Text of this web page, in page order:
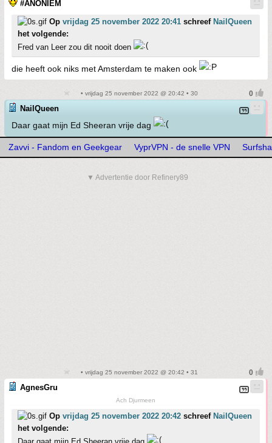
#ANONIEM
Op vrijdag 25 november 2022 20:41 schreef NailQueen
het volgende:
Fred van Leer zou dit nooit doen
die heeft ook niks met Amsterdam te maken ook
• vrijdag 25 november 2022 @ 20:42 • 30
NailQueen
Daar gaat mijn Ed Sheeran vrije dag
Zavvi - Fandom en Geekgear VyprVPN - de snelle VPN
▼ Advertentie door Refinery89
• vrijdag 25 november 2022 @ 20:42 • 31
AgnesGru
Ach Djurmeen
Op vrijdag 25 november 2022 20:42 schreef NailQueen
het volgende: